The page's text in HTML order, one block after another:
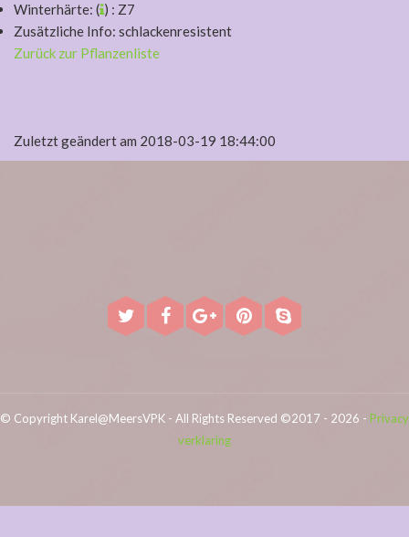
Winterhärte: ( ) : Z7
Zusätzliche Info: schlackenresistent
Zurück zur Pflanzenliste
Zuletzt geändert am 2018-03-19 18:44:00
© Copyright Karel@MeersVPK - All Rights Reserved ©2017 - 2026 - Privacy
verklaring